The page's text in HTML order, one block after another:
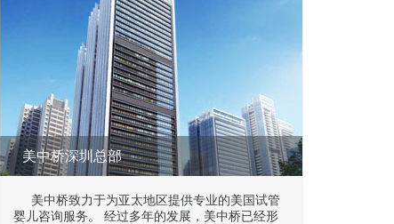
美中桥深圳总部
美中桥致力于为亚太地区提供专业的美国试管
婴儿咨询服务。 经过多年的发展，美中桥已经形